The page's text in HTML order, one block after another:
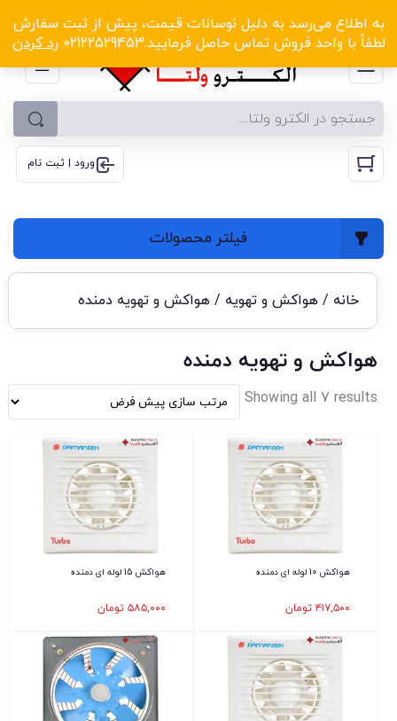
به اطلاع می‌رسد به دلیل نوسانات قیمت، پیش از ثبت سفارش
لطفاً با واحد فروش تماس حاصل فرمایید.02122529453
رد کردن
الکترو ولتا با تخفیف‌های شگفت‌انگیز! کلیک کنید
ورود | ثبت نام
فیلتر محصولات
خانه / هواکش و تهویه / هواکش و تهویه دمنده
هواکش و تهویه دمنده
Showing all 7 results
هواکش 10 لوله ای دمنده
۴۱۷,۵۰۰ تومان
هواکش 15 لوله ای دمنده
۵۸۵,۰۰۰ تومان